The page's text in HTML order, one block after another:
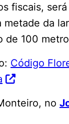
fiscais,
da
de 100
Código
no